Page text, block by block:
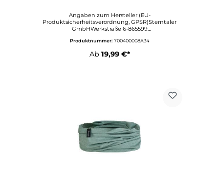
Angaben zum Hersteller (EU-
Produktsicherheitsverordnung, GPSR)Sterntaler
GmbHWerkstraße 6-865599
rntaler.com
Produktnummer: 700400008A34
Ab 19,99 €*